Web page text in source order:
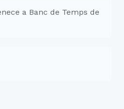
a Banc de Temps de